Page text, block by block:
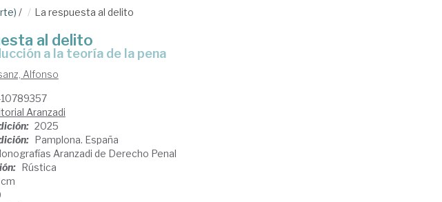
/ La respuesta al delito
al delito
a la teoría de la pena
Alfonso
Aranzadi
2025
Pamplona. España
Aranzadi de Derecho Penal
Rústica